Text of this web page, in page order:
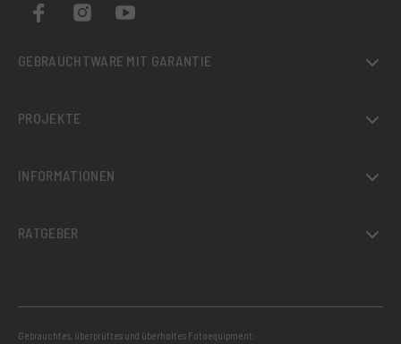
GEBRAUCHTWARE MIT GARANTIE
PROJEKTE
INFORMATIONEN
RATGEBER
Gebrauchtes, überprüftes und überholtes Fotoequipment: